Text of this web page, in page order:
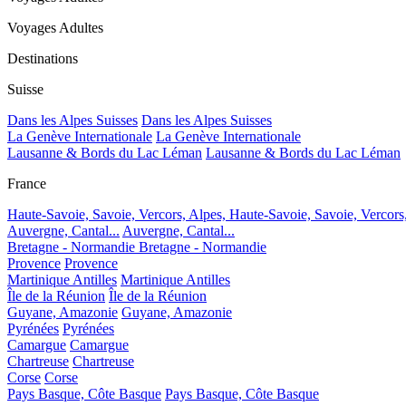
Voyages Adultes
Destinations
Suisse
Dans les Alpes Suisses Dans les Alpes Suisses
La Genève Internationale La Genève Internationale
Lausanne & Bords du Lac Léman Lausanne & Bords du Lac Léman
France
Haute-Savoie, Savoie, Vercors, Alpes, Haute-Savoie, Savoie,
Auvergne, Cantal... Auvergne, Cantal...
Bretagne - Normandie Bretagne - Normandie
Provence Provence
Martinique Antilles Martinique Antilles
Île de la Réunion Île de la Réunion
Guyane, Amazonie Guyane, Amazonie
Pyrénées Pyrénées
Camargue Camargue
Chartreuse Chartreuse
Corse Corse
Pays Basque, Côte Basque Pays Basque, Côte Basque